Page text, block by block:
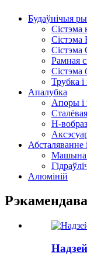
Будаўнічыя
Сістэма
Сістэма
Сістэма
Рамная
Сістэма
Трубка
Апалубка
Апоры і
Н-
Машына
Алюміній